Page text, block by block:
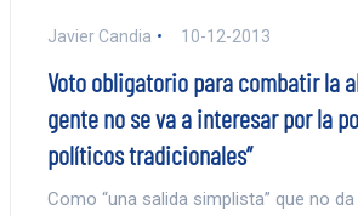
Javier Candia 10-12-2013
Voto obligatorio para combatir la
gente no se va a interesar por la
políticos tradicionales”
Como “una salida simplista” que no